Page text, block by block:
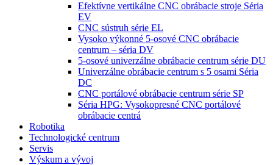
Efektívne vertikálne CNC obrábacie stroje Séria
EV
CNC sústruh série EL
Vysoko výkonné 5-osové CNC obrábacie
centrum – séria DV
5-osové univerzálne obrábacie centrum série DU
Univerzálne obrábacie centrum s 5 osami Séria
DC
CNC portálové obrábacie centrum série SP
Séria HPG: Vysokopresné CNC portálové
obrábacie centrá
Robotika
Technologické centrum
Servis
Výskum a vývoj